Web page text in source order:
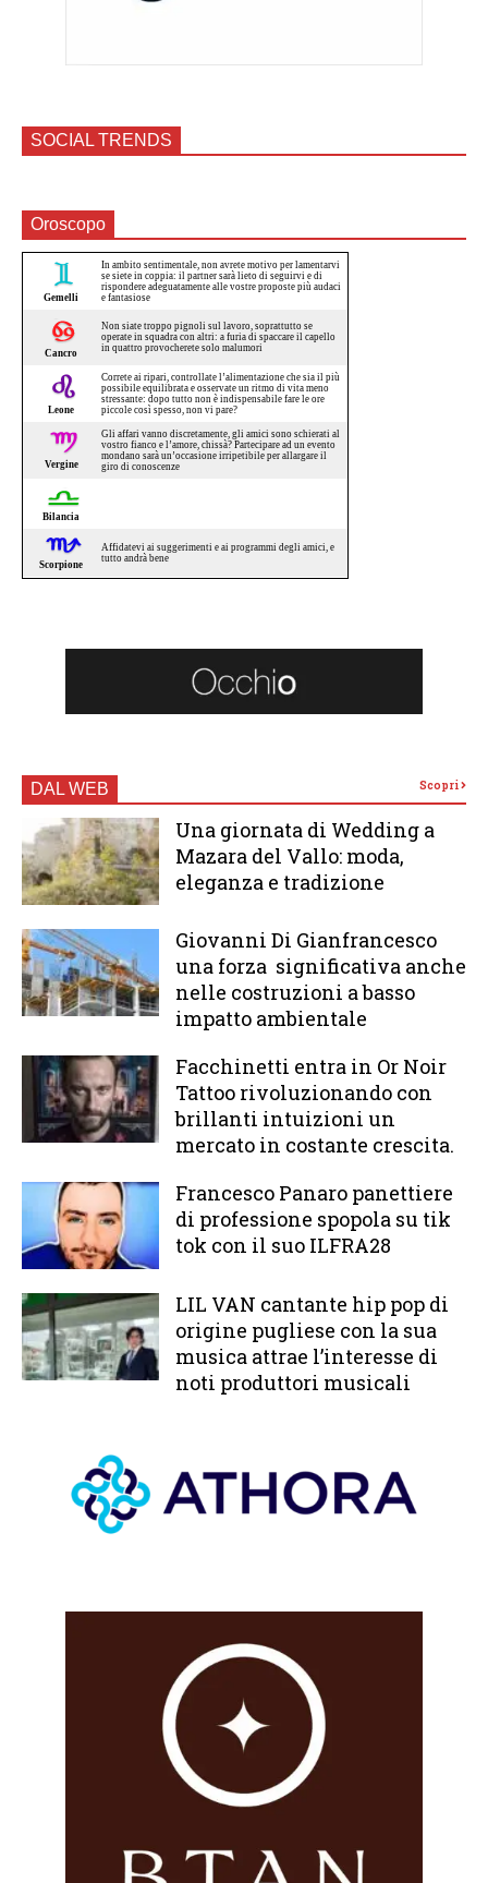
SOCIAL TRENDS
Oroscopo
DAL WEB Scopri
Una giornata di Wedding a
Mazara del Vallo: moda,
eleganza e tradizione
Giovanni Di Gianfrancesco
una forza significativa anche
nelle costruzioni a basso
impatto ambientale
Facchinetti entra in Or Noir
Tattoo rivoluzionando con
brillanti intuizioni un
mercato in costante crescita.
Francesco Panaro panettiere
di professione spopola su tik
tok con il suo ILFRA28
LIL VAN cantante hip pop di
origine pugliese con la sua
musica attrae l’interesse di
noti produttori musicali